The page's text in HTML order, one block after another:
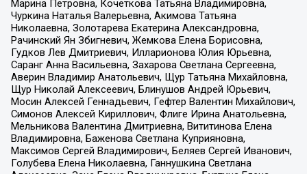
Марина Петровна, Кочеткова Татьяна Владимировна,
Чуркина Наталья Валерьевна, Акимова Татьяна
Николаевна, Золотарева Екатерина Александровна,
Рачинский Ян Збигневич, Жемкова Елена Борисовна,
Гудков Лев Дмитриевич, Илларионова Юлия Юрьевна,
Саранг Анна Васильевна, Захарова Светлана Сергеевна,
Аверин Владимир Анатольевич, Щур Татьяна Михайловна,
Щур Николай Алексеевич, Блинушов Андрей Юрьевич,
Мосин Алексей Геннадьевич, Гефтер Валентин Михайлович,
Симонов Алексей Кириллович, Флиге Ирина Анатольевна,
Мельникова Валентина Дмитриевна, Вититинова Елена
Владимировна, Баженова Светлана Куприяновна,
Максимов Сергей Владимирович, Беляев Сергей Иванович,
Голубева Елена Николаевна, Ганнушкина Светлана